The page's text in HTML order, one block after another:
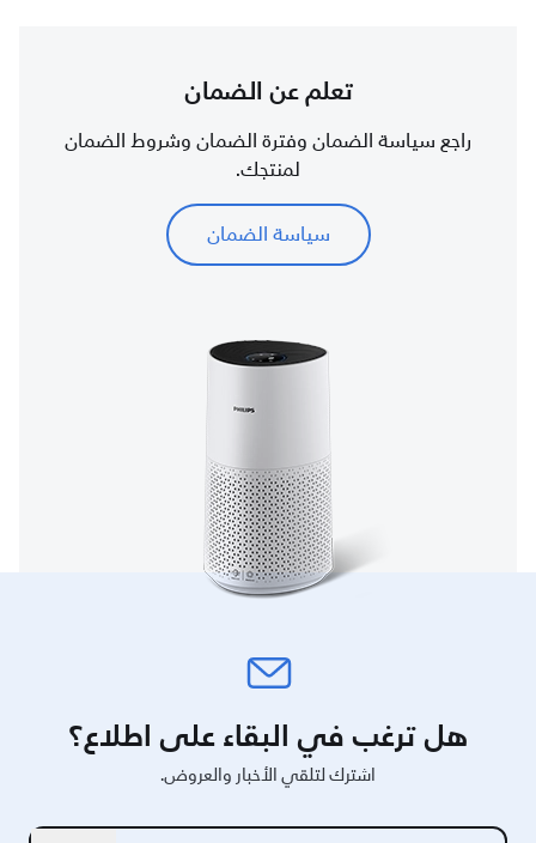
تعلم عن الضمان
راجع سياسة الضمان وفترة الضمان وشروط الضمان
لمنتجك.
سياسة الضمان
هل ترغب في البقاء على اطلاع؟
اشترك لتلقي الأخبار والعروض.